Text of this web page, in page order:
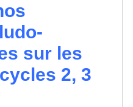
sur les
2, 3